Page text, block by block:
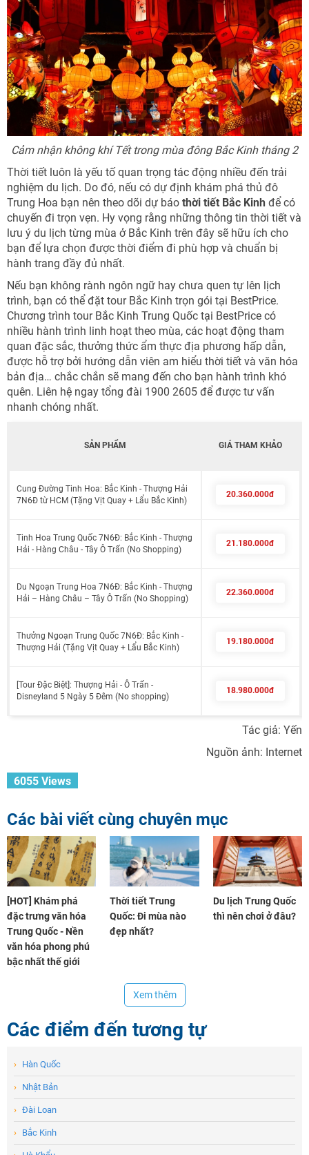
Cảm nhận không khí Tết trong mùa đông Bắc Kinh tháng 2
Thời tiết luôn là yếu tố quan trọng tác động nhiều đến trải
nghiệm du lịch. Do đó, nếu có dự định khám phá thủ đô
Trung Hoa bạn nên theo dõi dự báo thời tiết Bắc Kinh để có
chuyến đi trọn vẹn. Hy vọng rằng những thông tin thời tiết và
lưu ý du lịch từng mùa ở Bắc Kinh trên đây sẽ hữu ích cho
bạn để lựa chọn được thời điểm đi phù hợp và chuẩn bị
hành trang đầy đủ nhất.
Nếu bạn không rành ngôn ngữ hay chưa quen tự lên lịch
trình, bạn có thể đặt tour Bắc Kinh trọn gói tại BestPrice.
Chương trình tour Bắc Kinh Trung Quốc tại BestPrice có
nhiều hành trình linh hoạt theo mùa, các hoạt động tham
quan đặc sắc, thưởng thức ẩm thực địa phương hấp dẫn,
được hỗ trợ bởi hướng dẫn viên am hiểu thời tiết và văn hóa
bản địa… chắc chắn sẽ mang đến cho bạn hành trình khó
quên. Liên hệ ngay tổng đài 1900 2605 để được tư vấn
nhanh chóng nhất.
SẢN PHẨM GIÁ THAM KHẢO
Cung Đường Tinh Hoa: Bắc Kinh - Thượng Hải
7N6Đ từ HCM (Tặng Vịt Quay + Lẩu Bắc Kinh)
20.360.000đ
Tinh Hoa Trung Quốc 7N6Đ: Bắc Kinh - Thượng
Hải - Hàng Châu - Tây Ô Trấn (No Shopping)
21.180.000đ
Du Ngoạn Trung Hoa 7N6Đ: Bắc Kinh - Thượng
Hải – Hàng Châu – Tây Ô Trấn (No Shopping)
22.360.000đ
Thưởng Ngoạn Trung Quốc 7N6Đ: Bắc Kinh -
Thượng Hải (Tặng Vịt Quay + Lẩu Bắc Kinh)
19.180.000đ
[Tour Đặc Biệt]: Thượng Hải - Ô Trấn -
Disneyland 5 Ngày 5 Đêm (No shopping)
18.980.000đ
Tác giả: Yến
Nguồn ảnh: Internet
6055 Views
Các bài viết cùng chuyên mục
[HOT] Khám phá
đặc trưng văn hóa
Trung Quốc - Nền
văn hóa phong phú
bậc nhất thế giới
Thời tiết Trung
Quốc: Đi mùa nào
đẹp nhất?
Du lịch Trung Quốc
thì nên chơi ở đâu?
Xem thêm
Các điểm đến tương tự
› Hàn Quốc
› Nhật Bản
› Đài Loan
› Bắc Kinh